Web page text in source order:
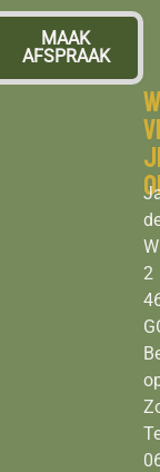
MAAK
AFSPRAAK
2